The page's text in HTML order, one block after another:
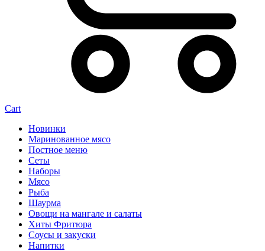
Cart
Новинки
Маринованное мясо
Постное меню
Сеты
Наборы
Мясо
Рыба
Шаурма
Овощи на мангале и салаты
Хиты Фритюра
Соусы и закуски
Напитки